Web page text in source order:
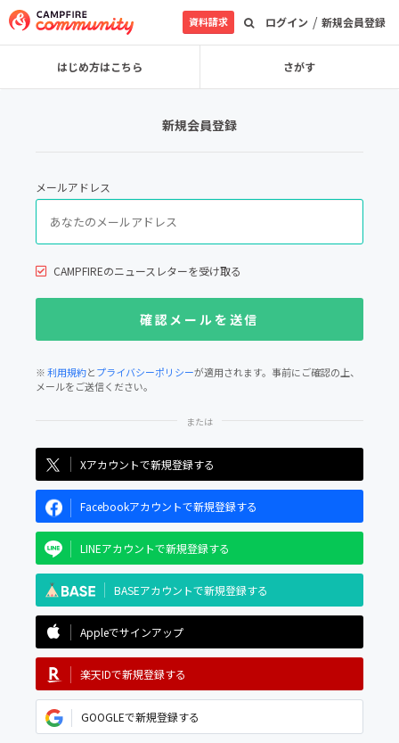
ログイン / 新規会員登録
資料請求
はじめ方はこちら さがす
新規会員登録
メールアドレス
CAMPFIREのニュースレターを受け取る
※利用規約とプライバシーポリシーが適用されます。事前にご確認の上、
メールをご送信ください。
Xアカウントで新規登録する
Facebookアカウントで新規登録する
LINEアカウントで新規登録する
BASEアカウントで新規登録する
Appleでサインアップ
楽天IDで新規登録する
GOOGLEで新規登録する